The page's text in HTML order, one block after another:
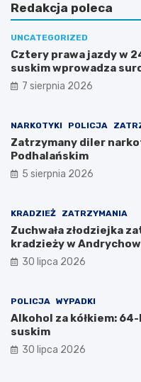
Redakcja poleca
UNCATEGORIZED
Cztery prawa jazdy w
suskim wprowadza
drogowych!
7 sierpnia 2026
NARKOTYKI POLICJA
Zatrzymany diler
Podhalańskim
5 sierpnia 2026
KRADZIEŻ ZATRZYMANIA
Zuchwała złodziejka
kradzieży w
30 lipca 2026
POLICJA WYPADKI
Alkohol za kółkiem:
suskim
30 lipca 2026